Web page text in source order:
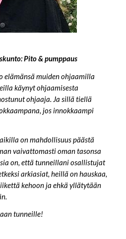
Pito & pumppaus
elämänsä muiden ohjaamilla
käynyt ohjaamisesta
ohjaaja. Ja sillä tiellä
jos innokkaampi
on mahdollisuus päästä
vaivattomasti oman tasonsa
on, että tunneillani osallistujat
arkiasiat, heillä on hauskaa,
kehoon ja ehkä yllätytään
tunneille!